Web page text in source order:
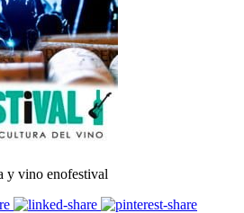
y vino enofestival